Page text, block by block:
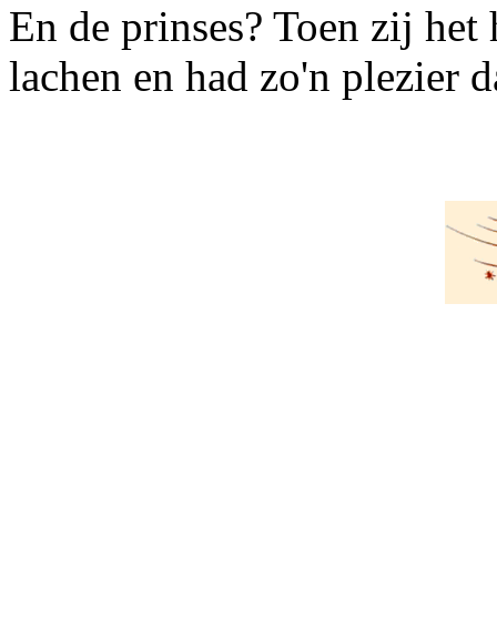
En de prinses? Toen zij
lachen en had zo'n plezier